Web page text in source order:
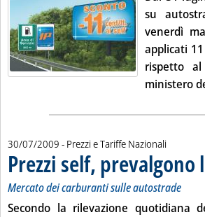
su
venerdì
applicati
rispetto
ministero
30/07/2009 - Prezzi e Tariffe Nazionali
Prezzi self,
Mercato dei carburanti sulle autostrade
Secondo la rilevazione